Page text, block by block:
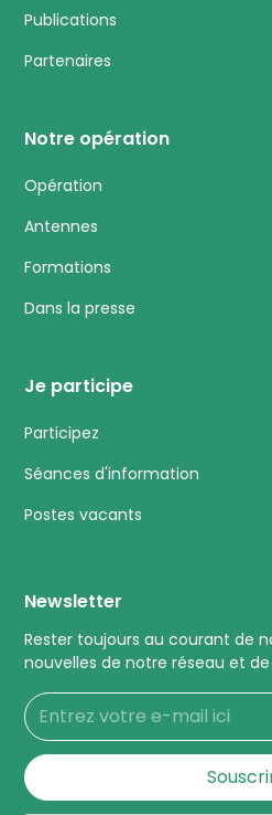
Publications
Partenaires
Notre opération
Opération
Antennes
Formations
Dans la presse
Je participe
Participez
Séances d'information
Postes vacants
Newsletter
Rester toujours au courant de
nouvelles de notre réseau et